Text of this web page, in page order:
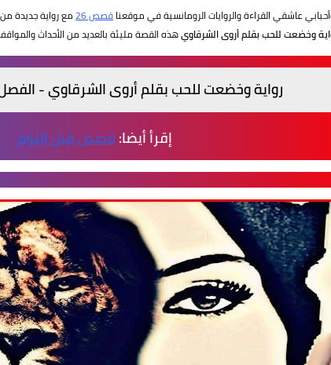
عاشقي القراءة والروايات الرومانسية في موقعناقصص 26 مع رواية جديدة من
وخضعت للحب بقلم أروى الشرقاويهذه القصة مليئة بالعديد من الأحداث
رواية وخضعت للحب بقلم أروى الشرقاوي - الفصل
إقرأ أيضا:قصص قبل النوم